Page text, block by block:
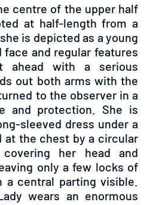
centre of the upper half
at half-length from a
is depicted as a young
and regular features
ahead with a serious
out both arms with the
to the observer in a
and protection. She is
sleeved dress under a
at the chest by a circular
her head and
only a few locks of
a central parting visible.
wears an enormous